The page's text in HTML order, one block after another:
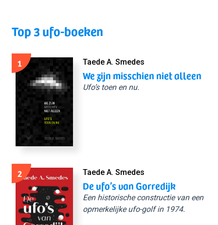
Top 3 ufo-boeken
1 Taede A. Smedes
We zijn misschien niet alleen
Ufo’s toen en nu.
2 Taede A. Smedes
De ufo’s van Gorredijk
Een historische constructie van een
opmerkelijke ufo-golf in 1974.